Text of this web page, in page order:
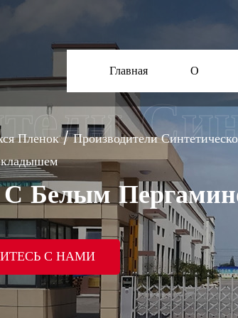
Главная О
Пленок/Производители
С Белым
С НАМИ